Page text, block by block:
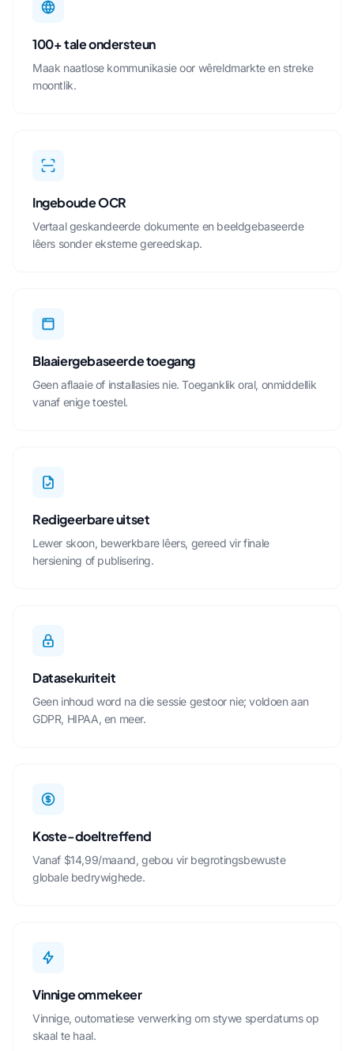
100+ tale ondersteun
Maak naatlose kommunikasie oor wêreldmarkte en streke
moontlik.
Ingeboude OCR
Vertaal geskandeerde dokumente en beeldgebaseerde
lêers sonder eksterne gereedskap.
Blaaiergebaseerde toegang
Geen aflaaie of installasies nie. Toeganklik oral, onmiddellik
vanaf enige toestel.
Redigeerbare uitset
Lewer skoon, bewerkbare lêers, gereed vir finale
hersiening of publisering.
Datasekuriteit
Geen inhoud word na die sessie gestoor nie; voldoen aan
GDPR, HIPAA, en meer.
Koste-doeltreffend
Vanaf $14,99/maand, gebou vir begrotingsbewuste
globale bedrywighede.
Vinnige ommekeer
Vinnige, outomatiese verwerking om stywe sperdatums op
skaal te haal.